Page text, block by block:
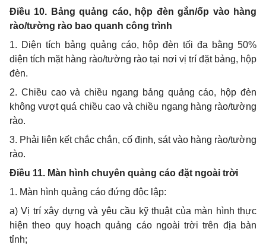
Điều 10. Bảng quảng cáo, hộp đèn gắn/ốp vào hàng
rào/tường rào bao quanh công trình
1. Diện tích bảng quảng cáo, hộp đèn tối đa bằng 50%
diện tích mặt hàng rào/tường rào tại nơi vị trí đặt bảng, hộp
đèn.
2. Chiều cao và chiều ngang bảng quảng cáo, hộp đèn
không vượt quá chiều cao và chiều ngang hàng rào/tường
rào.
3. Phải liên kết chắc chắn, cố định, sát vào hàng rào/tường
rào.
Điều 11. Màn hình chuyên quảng cáo đặt ngoài trời
1. Màn hình quảng cáo đứng độc lập:
a) Vị trí xây dựng và yêu cầu kỹ thuật của màn hình thực
hiện theo quy hoạch quảng cáo ngoài trời trên địa bàn
tỉnh;